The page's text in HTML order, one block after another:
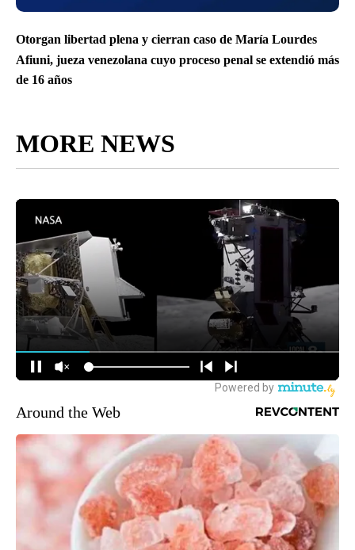
Otorgan libertad plena y cierran caso de María Lourdes
Afiuni, jueza venezolana cuyo proceso penal se extendió más
de 16 años
MORE NEWS
Around the Web